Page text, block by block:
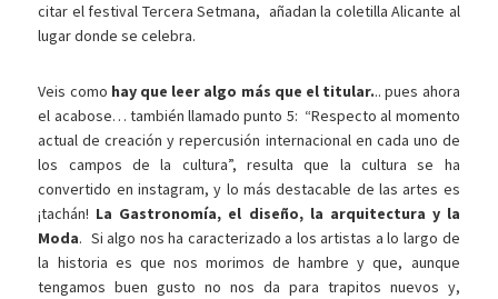
citar el festival Tercera Setmana, añadan la coletilla Alicante al
lugar donde se celebra.
Veis como hay que leer algo más que el titular... pues ahora
el acabose… también llamado punto 5: “Respecto al momento
actual de creación y repercusión internacional en cada uno de
los campos de la cultura”, resulta que la cultura se ha
convertido en instagram, y lo más destacable de las artes es
¡tachán! La Gastronomía, el diseño, la arquitectura y la
Moda. Si algo nos ha caracterizado a los artistas a lo largo de
la historia es que nos morimos de hambre y que, aunque
tengamos buen gusto no nos da para trapitos nuevos y,